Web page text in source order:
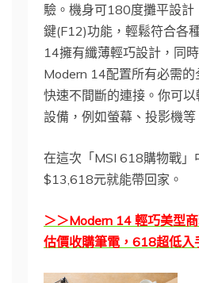
驗。機身可180度攤平設計
鍵(F12)功能，輕鬆符合各
14擁有纖薄輕巧設計，同
Modern 14配置所有必需
快速不間斷的連接。你可
設備，例如螢幕、投影機等
在這次「MSI 618購物戰
$13,618元就能帶回家。
＞＞Modern 14 輕巧美型
估價收購筆電，618超低入